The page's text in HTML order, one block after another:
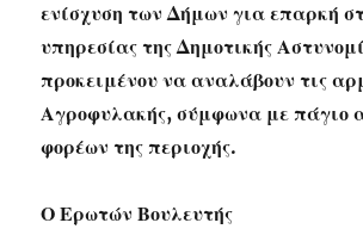
ενίσχυση των Δήμων για επαρκή
υπηρεσίας της Δημοτικής
προκειμένου να αναλάβουν τις
Αγροφυλακής, σύμφωνα με πάγιο
φορέων της περιοχής.
Ο Ερωτών Βουλευτής